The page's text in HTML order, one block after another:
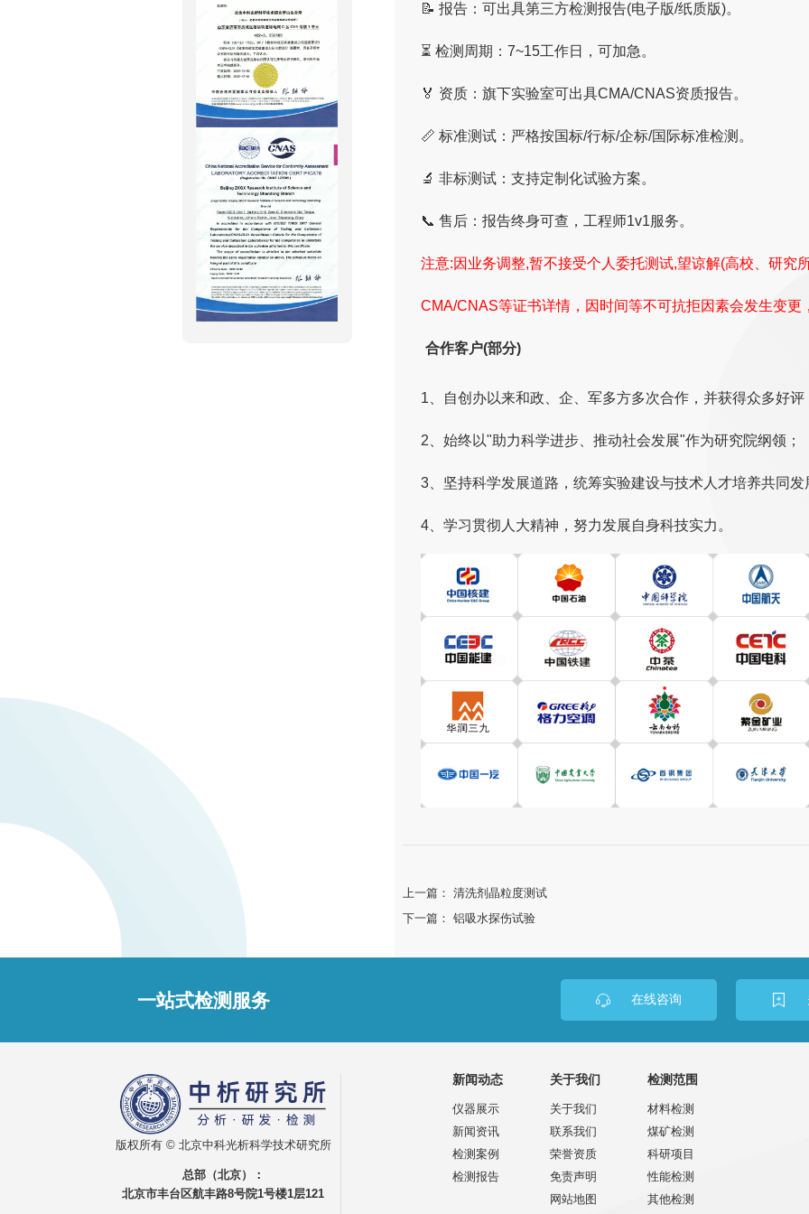
📝 报告：可出具第三方检测报告(电子版/纸质版)。
⏳ 检测周期：7~15工作日，可加急。
🏅 资质：旗下实验室可出具CMA/CNAS资质报告。
📏 标准测试：严格按国标/行标/企标/国际标准检测。
🔬 非标测试：支持定制化试验方案。
📞 售后：报告终身可查，工程师1v1服务。
注意:因业务调整,暂不接受个人委托测试,望谅解(高校、研究
CMA/CNAS等证书详情，因时间等不可抗拒因素会发生变更
合作客户(部分)
1、自创办以来和政、企、军多方多次合作，并获得众多好评
2、始终以"助力科学进步、推动社会发展"作为研究院纲领；
3、坚持科学发展道路，统筹实验建设与技术人才培养共同发
4、学习贯彻人大精神，努力发展自身科技实力。
上一篇：清洗剂晶粒度测试
下一篇：铝吸水探伤试验
一站式检测服务 在线咨询
版权所有 © 北京中科光析科学技术研究所
总部（北京）：
北京市丰台区航丰路8号院1号楼1层121
新闻动态
仪器展示
新闻资讯
检测案例
检测报告
关于我们
关于我们
联系我们
荣誉资质
免责声明
网站地图
检测范围
材料检测
煤矿检测
科研项目
性能检测
其他检测